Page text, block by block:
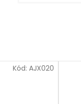
Kód: AJX020